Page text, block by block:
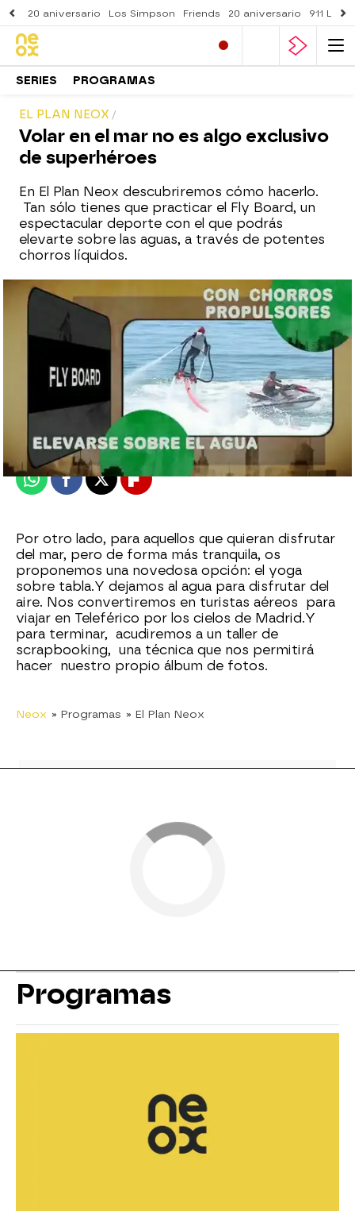
20 aniversario Los Simpson Friends 20 aniversario 911
SERIES PROGRAMAS
EL PLAN NEOX
Volar en el mar no es algo exclusivo
de superhéroes
En El Plan Neox descubriremos cómo hacerlo.
Tan sólo tienes que practicar el Fly Board, un
espectacular deporte con el que podrás
elevarte sobre las aguas, a través de potentes
chorros líquidos.
Madrid
Publicado:24 de agosto de 2012, 16:23
WhatsappFacebook
X Flipboard
Por otro lado, para aquellos que quieran disfrutar
del mar, pero de forma más tranquila, os
proponemos una novedosa opción: el yoga
sobre tabla.Y dejamos al agua para disfrutar del
aire. Nos convertiremos en turistas aéreos para
viajar en Teleférico por los cielos de Madrid.Y
para terminar, acudiremos a un taller de
scrapbooking, una técnica que nos permitirá
hacer nuestro propio álbum de fotos.
Neox » Programas » El Plan Neox
Programas